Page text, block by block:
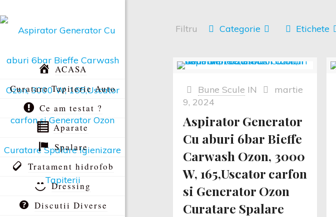
ACASA
Curatare Tapiterie Auto
Ce am testat ?
Aparate
Spalare
Tratament hidrofob
Dressing
Discutii Diverse
Filtru Categorie Etichete
Bune Scule IN
martie
9, 2024
Aspirator Generator
Cu aburi 6bar Bieffe
Carwash Ozon, 3000
W, 165,Uscator carfon
si Generator Ozon
Curatare Spalare